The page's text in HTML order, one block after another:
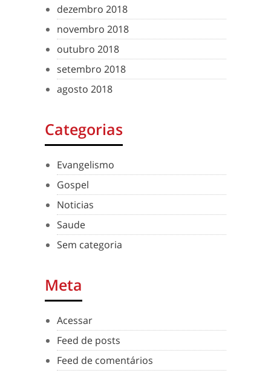
dezembro 2018
novembro 2018
outubro 2018
setembro 2018
agosto 2018
Categorias
Evangelismo
Gospel
Noticias
Saude
Sem categoria
Meta
Acessar
Feed de posts
Feed de comentários